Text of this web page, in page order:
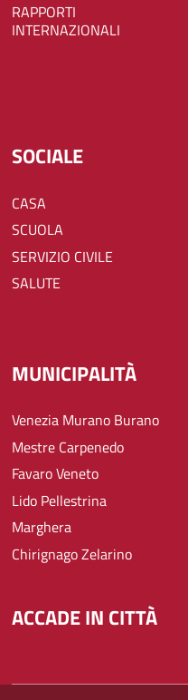
RAPPORTI
INTERNAZIONALI
SOCIALE
CASA
SCUOLA
SERVIZIO CIVILE
SALUTE
MUNICIPALITÀ
Venezia Murano Burano
Mestre Carpenedo
Favaro Veneto
Lido Pellestrina
Marghera
Chirignago Zelarino
ACCADE IN CITTÀ